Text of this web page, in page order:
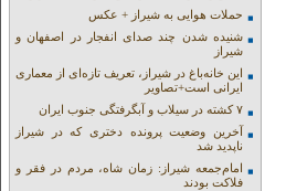
حملات هوایی به شیراز + عکس
شنیده شدن چند صدای انفجار در اصفهان و
شیراز
این خانه‌باغ در شیراز، تعریف تازه‌ای از معماری
ایرانی است+تصاویر
۷ کشته در سیلاب و آبگرفتگی جنوب ایران
آخرین وضعیت پرونده دختری که در شیراز
ناپدید شد
امام‌جمعه شیراز: زمان شاه، مردم در فقر و
فلاکت بودند